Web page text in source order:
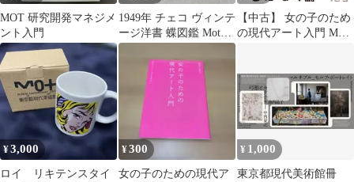
MOT 研究開発マネジメ
ント入門
1949年 チェコ ヴィンテ
ージ洋書 蝶図鑑 Motýli
2 カラー図版多数
【中古】 女の子のため
の現代アート入門 MOT
¥3,000
ロイ リキテンスタイ
¥300
女の子のための現代ア
¥ 1,000
東京都現代美術館冊